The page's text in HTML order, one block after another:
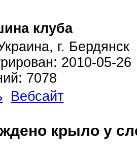
клуба
г. Бердянск
2010-05-26
7078
Вебсайт
крыло у